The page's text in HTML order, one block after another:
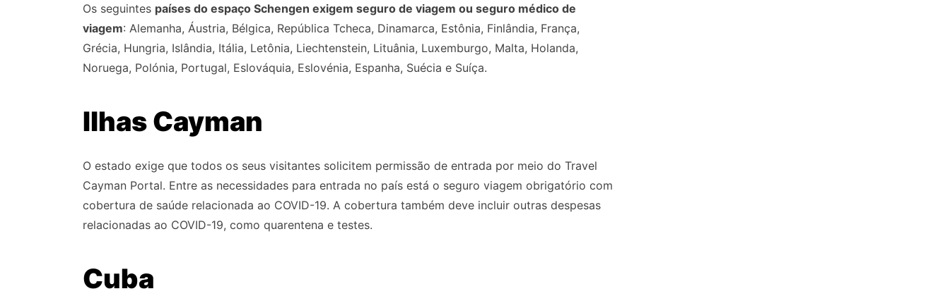
Os seguintes países do espaço Schengen exigem seguro de viagem ou seguro médico de
viagem: Alemanha, Áustria, Bélgica, República Tcheca, Dinamarca, Estônia, Finlândia, França,
Grécia, Hungria, Islândia, Itália, Letônia, Liechtenstein, Lituânia, Luxemburgo, Malta, Holanda,
Noruega, Polónia, Portugal, Eslováquia, Eslovénia, Espanha, Suécia e Suíça.
Ilhas Cayman
O estado exige que todos os seus visitantes solicitem permissão de entrada por meio do Travel
Cayman Portal. Entre as necessidades para entrada no país está o seguro viagem obrigatório com
cobertura de saúde relacionada ao COVID-19. A cobertura também deve incluir outras despesas
relacionadas ao COVID-19, como quarentena e testes.
Cuba